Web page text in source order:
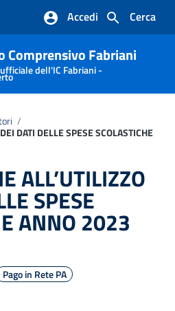
Cerca
Accedi
Comprensivo Fabriani
dell'IC Fabriani -
/
DATI DELLE SPESE SCOLASTICHE
ALL’UTILIZZO
SPESE
ANNO 2023
Pago in Rete PA